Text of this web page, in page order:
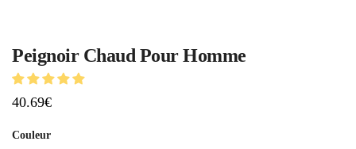
Peignoir Chaud Pour Homme
40.69€
Couleur